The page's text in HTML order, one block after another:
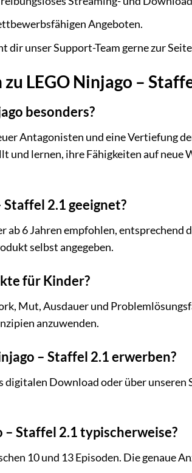
Angeboten.
dir unser Support-Team gerne zur
LEGO Ninjago –
besonders?
Antagonisten und eine Vertiefung
und lernen, ihre Fähigkeiten auf neue
2.1 geeignet?
ab 6 Jahren empfohlen,
selbst angegeben.
für Kinder?
Mut, Ausdauer und
anzuwenden.
– Staffel 2.1 erwerben?
digitalen Download oder über
– Staffel 2.1 typischerweise?
10 und 13 Episoden. Die genaue